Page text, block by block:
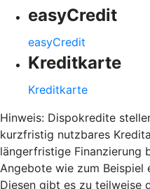
easyCredit
easyCredit
Kreditkarte
Kreditkarte
Hinweis: Dispokredite
kurzfristig nutzbares
längerfristige Finanzierung
Angebote wie zum Beispiel
Diesen gibt es zu teilweise